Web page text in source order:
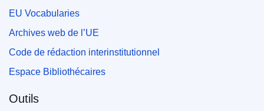
EU Vocabularies
Archives web de l’UE
Code de rédaction interinstitutionnel
Espace Bibliothécaires
Outils